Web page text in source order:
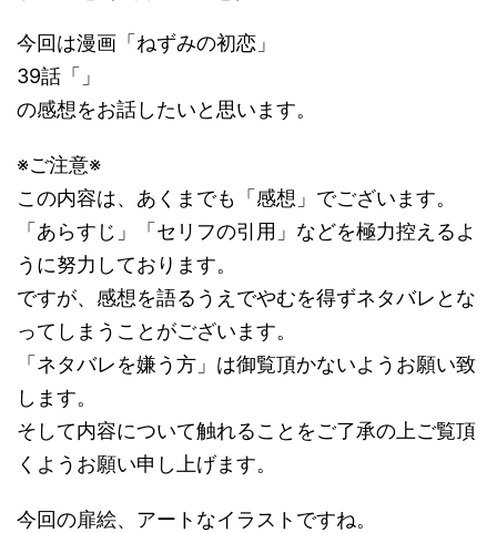
今回は漫画「ねずみの初恋」
39話「」
の感想をお話したいと思います。
※ご注意※
この内容は、あくまでも「感想」でございます。
「あらすじ」「セリフの引用」などを極力控えるよ
うに努力しております。
ですが、感想を語るうえでやむを得ずネタバレとな
ってしまうことがございます。
「ネタバレを嫌う方」は御覧頂かないようお願い致
します。
そして内容について触れることをご了承の上ご覧頂
くようお願い申し上げます。
今回の扉絵、アートなイラストですね。